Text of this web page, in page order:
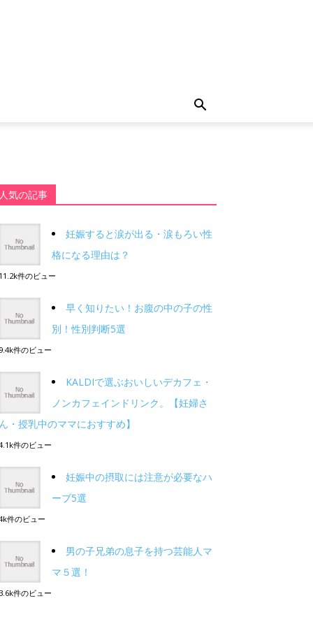
人気の記事
妊娠すると涙が出る・涙もろい性
格になる理由は？
11.2k件のビュー
早く知りたい！お腹の中の子の性
別！性別判断5選
9.4k件のビュー
KALDIで選ぶおいしいデカフェ・
ノンカフェインドリンク。【妊婦さ
ん・授乳中のママにおすすめ】
件のビュー
妊娠中の摂取には注意が必要なハ
ーブ5選
件のビュー
男の子兄弟の息子を持つ芸能人マ
マ５選！
3.6k件のビュー